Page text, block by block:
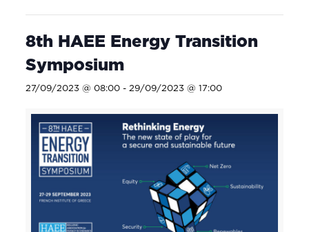
8th HAEE Energy Transition
Symposium
27/09/2023 @ 08:00- 29/09/2023 @ 17:00